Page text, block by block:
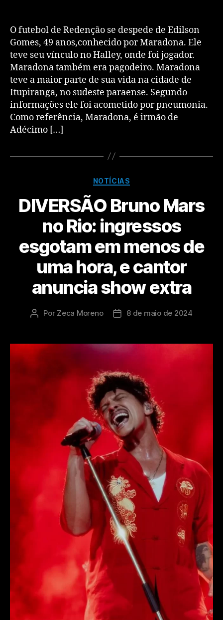
O futebol de Redenção se despede de Edilson
Gomes, 49 anos,conhecido por Maradona. Ele
teve seu vínculo no Halley, onde foi jogador.
Maradona também era pagodeiro. Maradona
teve a maior parte de sua vida na cidade de
Itupiranga, no sudeste paraense. Segundo
informações ele foi acometido por pneumonia.
Como referência, Maradona, é irmão de
Adécimo […]
NOTÍCIAS
DIVERSÃO Bruno Mars
no Rio: ingressos
esgotam em menos de
uma hora, e cantor
anuncia show extra
Por Zeca Moreno 8 de maio de 2024